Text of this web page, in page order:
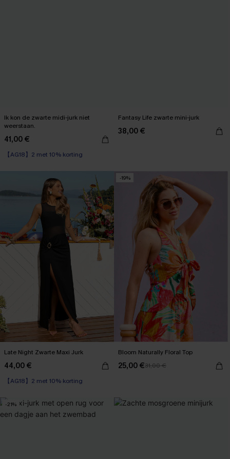
Ik kon de zwarte midi-jurk niet
weerstaan.
41,00 €
【AG18】2 met 10% korting
Fantasy Life zwarte mini-jurk
38,00 €
Late Night Zwarte Maxi Jurk
44,00 €
【AG18】2 met 10% korting
-19%
Bloom Naturally Floral Top
25,00 €31,00 €
-21%